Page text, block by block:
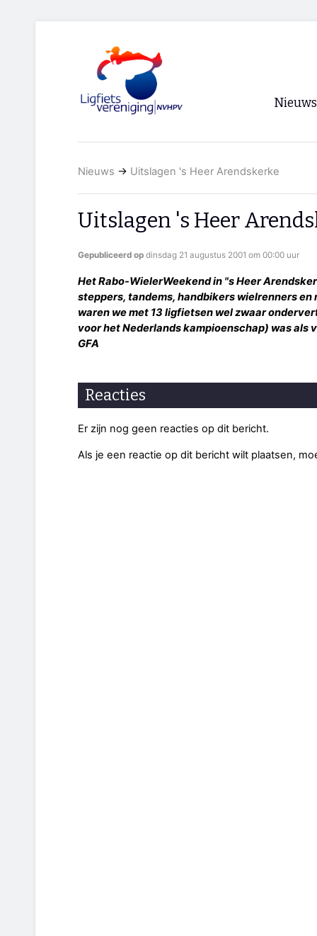
Nieuws
RSS
Nieuws → Uitslagen 's Heer Arendskerke
Uitslagen 's Heer
Gepubliceerd op dinsdag 21 augustus 2001 om 00:00 uur
Het Rabo-WielerWeekend in "s Heer
steppers, tandems, handbikers wielrenners
waren we met 13 ligfietsen wel zwaar
voor het Nederlands kampioenschap) was als
GFA
Reacties
Er zijn nog geen reacties op dit bericht.
Als je een reactie op dit bericht wilt plaatsen,